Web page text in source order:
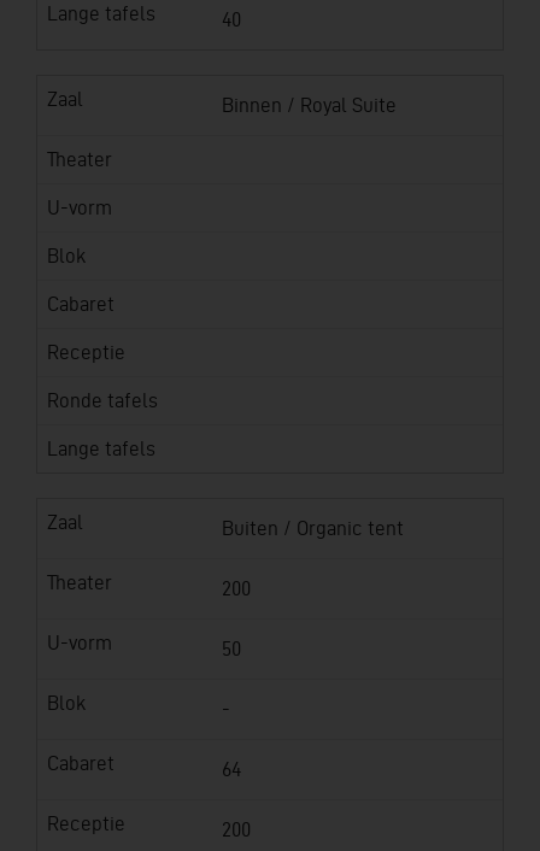
Lange tafels 40
Zaal Binnen / Royal Suite
Theater
U-vorm
Blok
Cabaret
Receptie
Ronde tafels
Lange tafels
Zaal Buiten / Organic tent
Theater 200
U-vorm 50
Blok -
Cabaret 64
Receptie 200